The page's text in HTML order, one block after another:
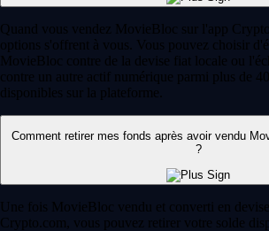
Quand vous vendez MovieBloc sur l'app
options s'offrent à vous. Vous pouvez choisir
MovieBloc contre de la devise fiat locale ou
contre un autre actif numérique parmi plus de
disponibles sur la plateforme.
Comment retirer mes fonds après avoir vendu
?
Une fois MovieBloc vendu et converti en
Crypto.com, vous pouvez retirer votre solde